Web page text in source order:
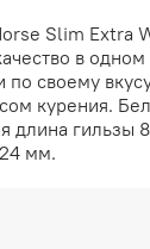
Slim Extra
в
по своему
курения.
длина гильзы
мм.